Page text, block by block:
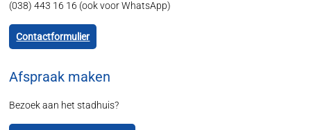
(038) 443 16 16 (ook voor WhatsApp)
Contactformulier
Afspraak maken
Bezoek aan het stadhuis?